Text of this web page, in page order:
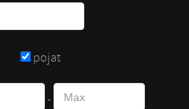
pojat
-